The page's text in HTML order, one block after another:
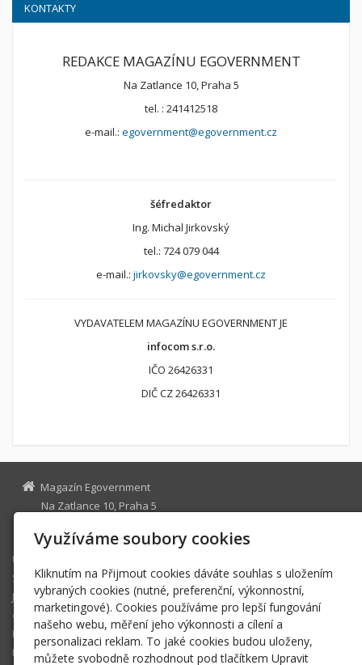
KONTAKTY
REDAKCE MAGAZÍNU EGOVERNMENT
Na Zatlance 10, Praha 5
tel. : 241412518
e-mail.: egovernment@egovernment.cz
šéfredaktor
Ing. Michal Jirkovský
tel.: 724 079 044
e-mail.: jirkovsky@egovernment.cz
VYDAVATELEM MAGAZÍNU EGOVERNMENT JE
infocom s.r.o.
IČO 26426331
DIČ CZ 26426331
Magazín Egovernment
Na Zatlance 10, Praha 5
egovernment@egovernment.cz
Úvodní stránka
STUDIO
JIHLAVA
eOSOBNOST
ROK INFORMATIKY
MIKULOV
Využíváme soubory cookies
Kliknutím na Přijmout cookies dáváte souhlas s uložením
vybraných cookies (nutné, preferenční, výkonnostní,
marketingové). Cookies používáme pro lepší fungování
našeho webu, měření jeho výkonnosti a cílení a
personalizaci reklam. To jaké cookies budou uloženy,
můžete svobodně rozhodnout pod tlačítkem Upravit